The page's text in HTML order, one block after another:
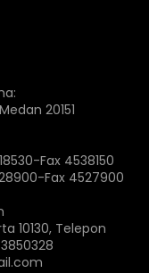
20151
Fax 4538150
Fax 4527900
10130, Telepon